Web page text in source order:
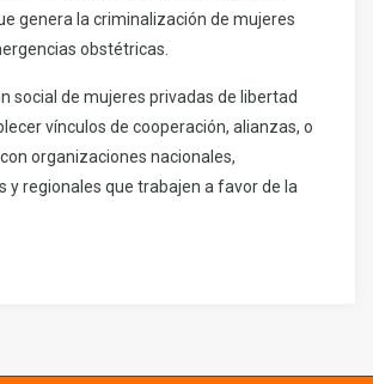
genera la criminalización de mujeres
obstétricas.
social de mujeres privadas de libertad
vínculos de cooperación, alianzas, o
organizaciones nacionales,
y regionales que trabajen a favor de la